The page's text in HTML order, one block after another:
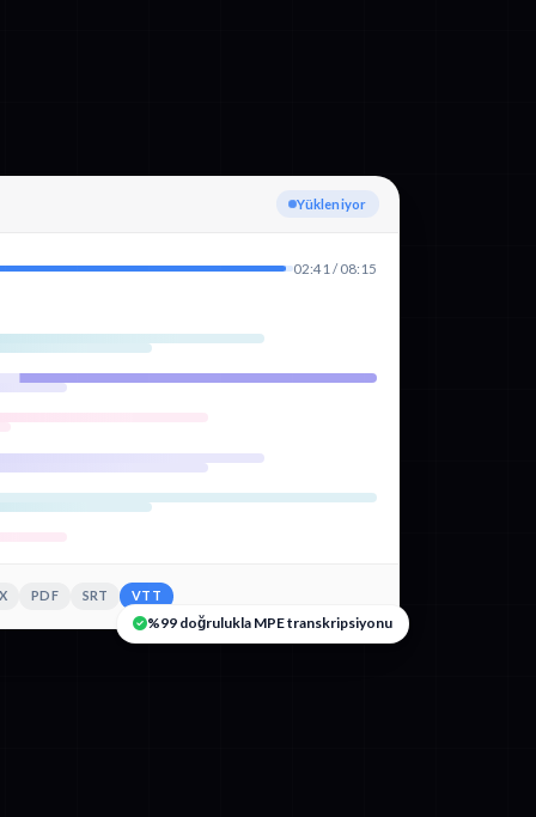
Dil algılanıyor
02:41 / 08:15
PDF SRT VTT
%99 doğrulukla MPE transkripsiyonu